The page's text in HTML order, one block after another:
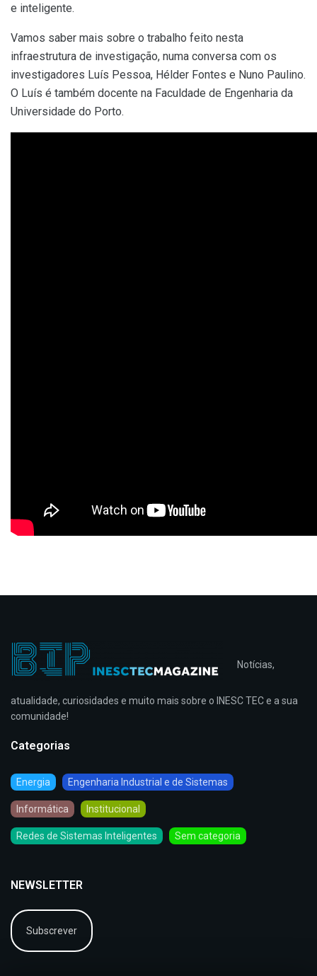
e inteligente.
Vamos saber mais sobre o trabalho feito nesta
infraestrutura de investigação, numa conversa com os
investigadores Luís Pessoa, Hélder Fontes e Nuno Paulino.
O Luís é também docente na Faculdade de Engenharia da
Universidade do Porto.
Notícias,
atualidade, curiosidades e muito mais sobre o INESC TEC e a sua
comunidade!
Categorias
Energia Engenharia Industrial e de Sistemas
Informática Institucional
Redes de Sistemas Inteligentes Sem categoria
NEWSLETTER
Subscrever